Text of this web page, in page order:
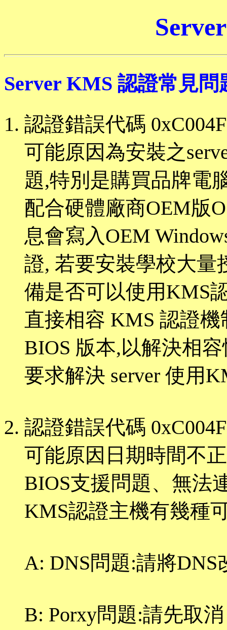
Server KMS 認證常見問
認證錯誤代碼
可能原因為安裝之
題,特別是購買品牌電
配合硬體廠商OEM版
息會寫入OEM
證, 若要安裝學校大量
備是否可以使用KMS
直接相容 KMS 認證
BIOS 版本,以解決相
要求解決 server 使用
認證錯誤代碼
可能原因日期時間不
BIOS支援問題、無法
KMS認證主機有幾種
A: DNS問題:請將DNS
B: Porxy問題:請先取